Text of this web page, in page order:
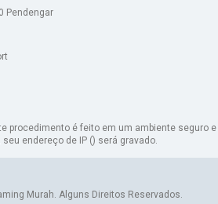
Pendengar
procedimento é feito em um ambiente seguro e
endereço de IP () será gravado.
Murah. Alguns Direitos Reservados.